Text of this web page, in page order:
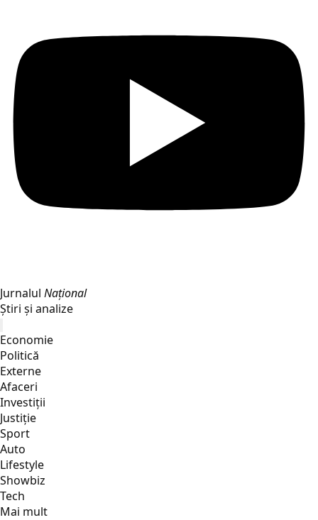
Jurnalul Național
Știri și analize
Economie
Politică
Externe
Afaceri
Investiții
Justiţie
Sport
Auto
Lifestyle
Showbiz
Tech
Mai mult